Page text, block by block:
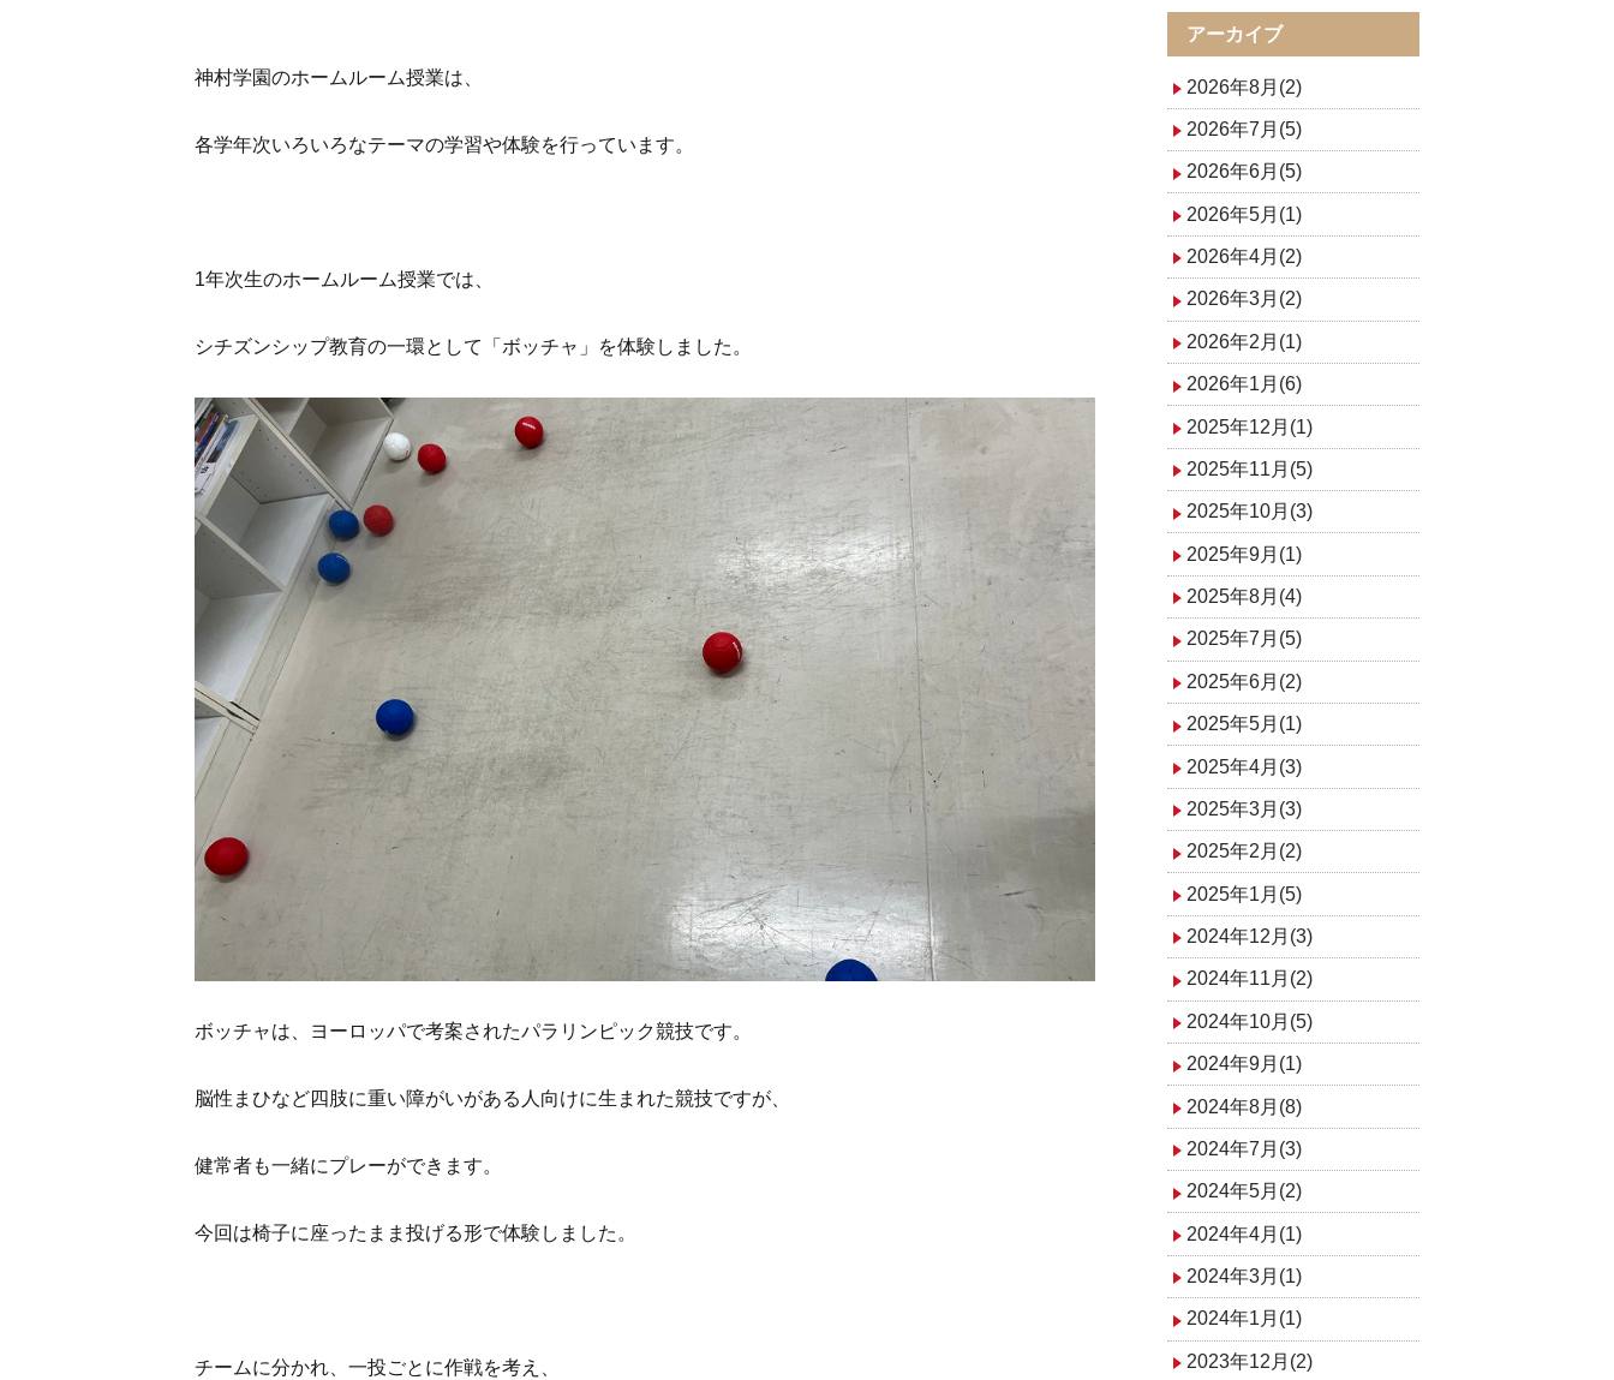
神村学園のホームルーム授業は、
各学年次いろいろなテーマの学習や体験を行っています。
1年次生のホームルーム授業では、
シチズンシップ教育の一環として「ボッチャ」を体験しました。
ボッチャは、ヨーロッパで考案されたパラリンピック競技です。
脳性まひなど四肢に重い障がいがある人向けに生まれた競技ですが、
健常者も一緒にプレーができます。
今回は椅子に座ったまま投げる形で体験しました。
チームに分かれ、一投ごとに作戦を考え、
アーカイブ
2026年8月(2)
2026年7月(5)
2026年6月(5)
2026年5月(1)
2026年4月(2)
2026年3月(2)
2026年2月(1)
2026年1月(6)
2025年12月(1)
2025年11月(5)
2025年10月(3)
2025年9月(1)
2025年8月(4)
2025年7月(5)
2025年6月(2)
2025年5月(1)
2025年4月(3)
2025年3月(3)
2025年2月(2)
2025年1月(5)
2024年12月(3)
2024年11月(2)
2024年10月(5)
2024年9月(1)
2024年8月(8)
2024年7月(3)
2024年5月(2)
2024年4月(1)
2024年3月(1)
2024年1月(1)
2023年12月(2)